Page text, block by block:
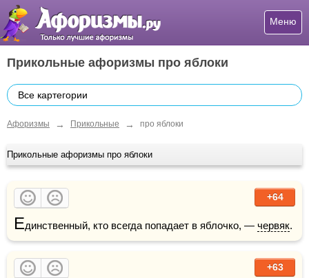
Меню
Прикольные афоризмы про яблоки
Все картегории
Афоризмы → Прикольные → про яблоки
Прикольные афоризмы про яблоки
+64
Единственный, кто всегда попадает в яблочко, — червяк.
+63